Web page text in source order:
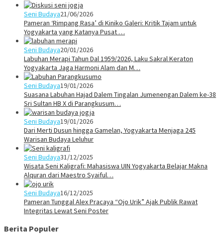
Seni Budaya21/06/2026
Pameran ‘Rimpang Rasa’ di Kiniko Galeri: Kritik Tajam untuk
Yogyakarta yang Katanya Pusat …
Seni Budaya20/01/2026
Labuhan Merapi Tahun Dal 1959/2026, Laku Sakral Keraton
Yogyakarta Jaga Harmoni Alam dan M…
Seni Budaya19/01/2026
Suasana Labuhan Hajad Dalem Tingalan Jumenengan Dalem ke-38
Sri Sultan HB X di Parangkusum…
Seni Budaya19/01/2026
Dari Merti Dusun hingga Gamelan, Yogyakarta Menjaga 245
Warisan Budaya Leluhur
Seni Budaya31/12/2025
Wisata Seni Kaligrafi: Mahasiswa UIN Yogyakarta Belajar Makna
Alquran dari Maestro Syaiful…
Seni Budaya16/12/2025
Pameran Tunggal Alex Pracaya “Ojo Urik” Ajak Publik Rawat
Integritas Lewat Seni Poster
Berita Populer